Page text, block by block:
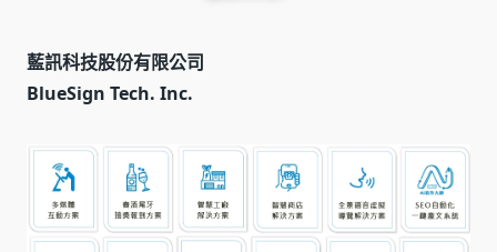
藍訊科技股份有限公司
BlueSign Tech. Inc.